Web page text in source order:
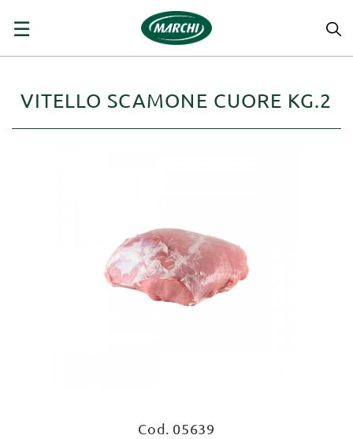
navigazione
☰
VITELLO SCAMONE CUORE KG.2
Cod. 05639